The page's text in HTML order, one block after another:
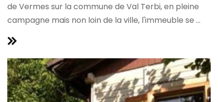
de Vermes sur la commune de Val Terbi, en pleine
campagne mais non loin de la ville, l'immeuble se ...